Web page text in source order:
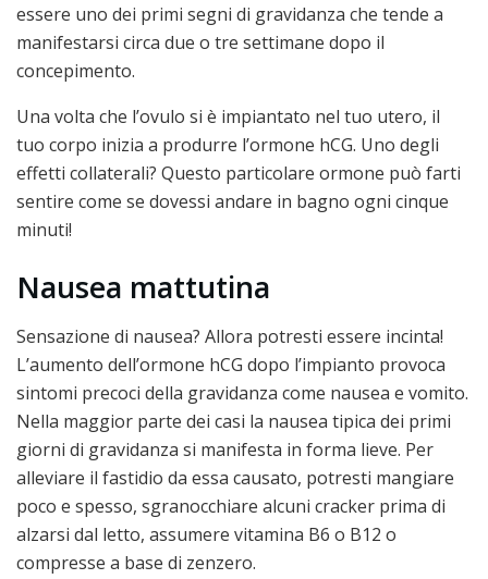
essere uno dei primi segni di gravidanza che tende a
manifestarsi circa due o tre settimane dopo il
concepimento.
Una volta che l’ovulo si è impiantato nel tuo utero, il
tuo corpo inizia a produrre l’ormone hCG. Uno degli
effetti collaterali? Questo particolare ormone può farti
sentire come se dovessi andare in bagno ogni cinque
minuti!
Nausea mattutina
Sensazione di nausea? Allora potresti essere incinta!
L’aumento dell’ormone hCG dopo l’impianto provoca
sintomi precoci della gravidanza come nausea e vomito.
Nella maggior parte dei casi la nausea tipica dei primi
giorni di gravidanza si manifesta in forma lieve. Per
alleviare il fastidio da essa causato, potresti mangiare
poco e spesso, sgranocchiare alcuni cracker prima di
alzarsi dal letto, assumere vitamina B6 o B12 o
compresse a base di zenzero.